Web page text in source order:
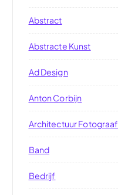
Abstract
Abstracte Kunst
Ad Design
Anton Corbijn
Architectuur Fotograaf
Band
Bedrijf